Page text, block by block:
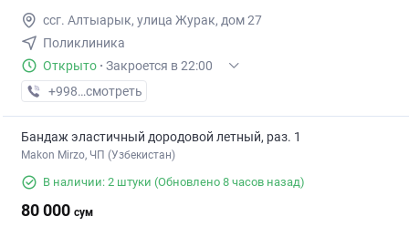
ссг. Алтыарык, улица Журак, дом 27
Поликлиника
Открыто · Закроется в 22:00
+998 (91) XXX-XX-XX
смотреть
Бандаж эластичный дородовой летный, раз. 1
Makon Mirzo, ЧП (Узбекистан)
В наличии: 2 штуки (Обновлено 8 часов назад)
80 000 сум